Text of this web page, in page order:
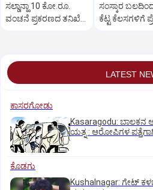
ಸಲ್ಡಾನ್ಹಾ 10 ಕೋ.ರೂ.
ವಂಚನೆ ಪ್ರಕರಣದ ತನಿಖೆ
ಸಂಸ್ಕಾರ
ಕೆಟ್ಟ ಕೆಲಸಗಳಿಗೆ
LATEST
ಕಾಸರಗೋಡು
Kasaragodu:
ಯತ್ನ : ಆರೋಪಿಗಳ
ಕೊಡಗು
Kushalnagar: ಗೇಟ್